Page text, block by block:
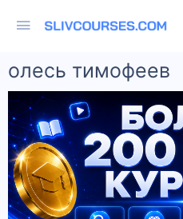
олесь тимофеев